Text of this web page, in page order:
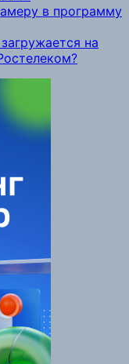
в программу
на